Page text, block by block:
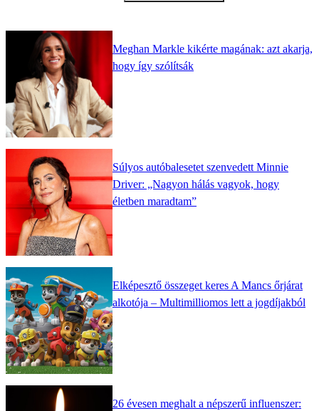
Meghan Markle kikérte magának: azt akarja,
hogy így szólítsák
Súlyos autóbalesetet szenvedett Minnie
Driver: „Nagyon hálás vagyok, hogy
életben maradtam”
Elképesztő összeget keres A Mancs őrjárat
alkotója – Multimilliomos lett a jogdíjakból
26 évesen meghalt a népszerű influenszer: